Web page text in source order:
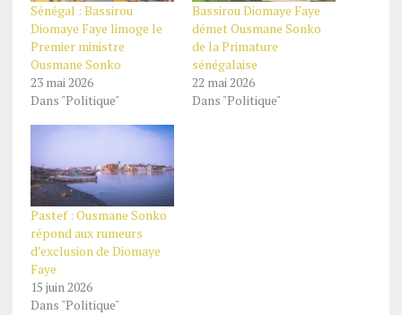
Sénégal : Bassirou
Diomaye Faye limoge le
Premier ministre
Ousmane Sonko
23 mai 2026
Dans "Politique"
Bassirou Diomaye Faye
démet Ousmane Sonko
de la Primature
sénégalaise
22 mai 2026
Dans "Politique"
Pastef : Ousmane Sonko
répond aux rumeurs
d’exclusion de Diomaye
Faye
15 juin 2026
Dans "Politique"